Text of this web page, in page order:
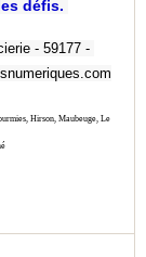
défis.
- 59177 -
Hirson, Maubeuge, Le